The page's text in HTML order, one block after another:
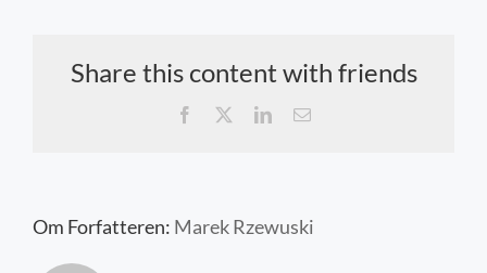
Share this content with friends
Facebook LinkedIn
E-
Om Forfatteren: Marek Rzewuski